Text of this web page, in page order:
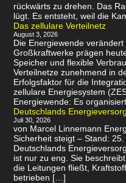
rückwärts zu drehen. Das
lügt. Es entsteht, weil die
Das zellulare Verteilnetz
August 3, 2026
Die Energiewende
Großkraftwerke prägen
Speicher und flexible
Verteilnetze zunehmend in
Erfolgsfaktor für die
zellulare Energiesystem
Energiewende: Es
Deutschlands
Juli 30, 2026
von Marcel Linnemann
Sicherheit steigt – Stand:
Deutschlands
ist nur zu eng. Sie
die Leitungen fließt,
betrieben […]